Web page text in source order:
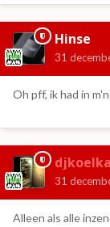
Hinse
31
Oh pff, ik had in
31
Alleen als alle